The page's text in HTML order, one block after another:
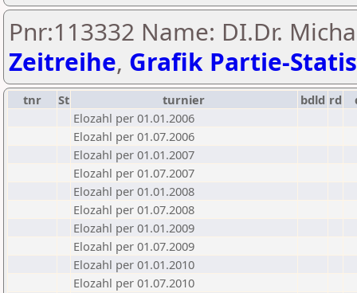
Pnr:113332 Name: DI.Dr.
Zeitreihe, Grafik Partie-
tnr St turnier bdld rd
Elozahl per 01.01.2006
Elozahl per 01.07.2006
Elozahl per 01.01.2007
Elozahl per 01.07.2007
Elozahl per 01.01.2008
Elozahl per 01.07.2008
Elozahl per 01.01.2009
Elozahl per 01.07.2009
Elozahl per 01.01.2010
Elozahl per 01.07.2010